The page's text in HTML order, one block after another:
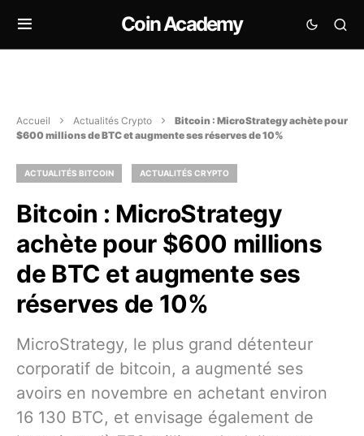
Coin Academy
Accueil Actualités Crypto
Bitcoin : MicroStrategy achète pour
$600 millions de BTC et augmente ses réserves de 10%
ACTUALITÉS BITCOIN ACTUALITÉS CRYPTO
Bitcoin : MicroStrategy
achète pour $600 millions
de BTC et augmente ses
réserves de 10%
MicroStrategy, le plus grand détenteur
corporatif de bitcoin, a augmenté ses
avoirs en novembre en achetant environ
16 130 BTC, et envisage également de